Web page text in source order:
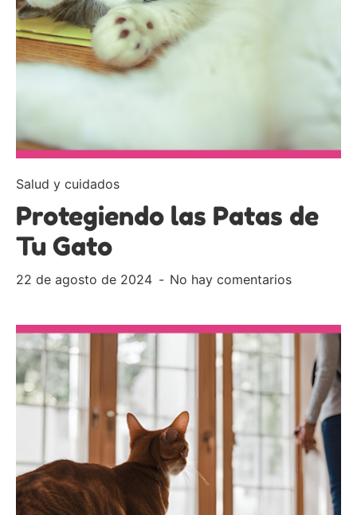
Salud y cuidados
Protegiendo las Patas de
Tu Gato
22 de agosto de 2024 No hay comentarios